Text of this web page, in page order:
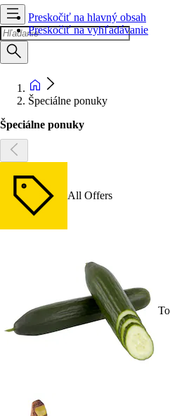
Preskočiť na hlavný obsah
Preskočiť na vyhľadávanie
Špeciálne ponuky
Špeciálne ponuky
All Offers